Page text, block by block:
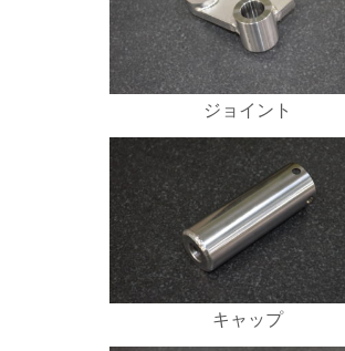
ジョイント
キャップ